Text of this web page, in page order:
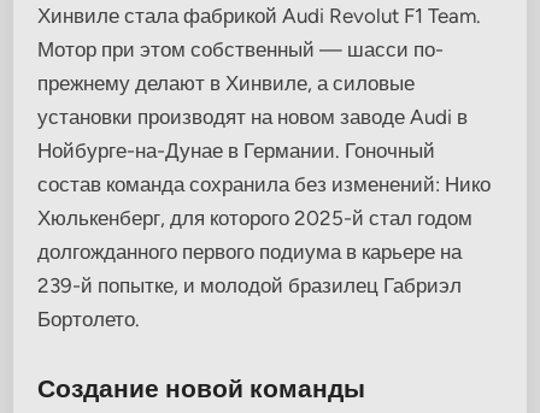
Хинвиле стала фабрикой Audi Revolut F1 Team.
Мотор при этом собственный — шасси по-
прежнему делают в Хинвиле, а силовые
установки производят на новом заводе Audi в
Нойбурге-на-Дунае в Германии. Гоночный
состав команда сохранила без изменений: Нико
Хюлькенберг, для которого 2025-й стал годом
долгожданного первого подиума в карьере на
239-й попытке, и молодой бразилец Габриэл
Бортолето.
Создание новой команды